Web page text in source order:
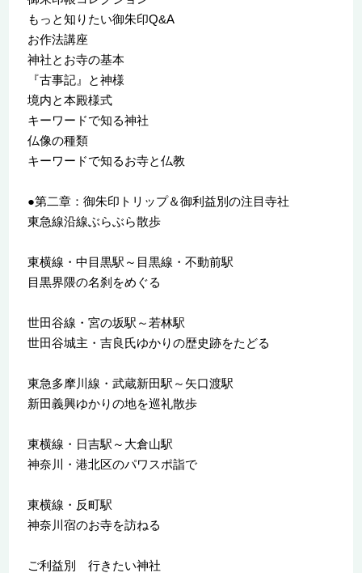
もっと知りたい御朱印Q&A
お作法講座
神社とお寺の基本
『古事記』と神様
境内と本殿様式
キーワードで知る神社
仏像の種類
キーワードで知るお寺と仏教
●第二章：御朱印トリップ＆御利益別の注目寺社
東急線沿線ぶらぶら散歩
東横線・中目黒駅～目黒線・不動前駅
目黒界隈の名刹をめぐる
世田谷線・宮の坂駅～若林駅
世田谷城主・吉良氏ゆかりの歴史跡をたどる
東急多摩川線・武蔵新田駅～矢口渡駅
新田義興ゆかりの地を巡礼散歩
東横線・日吉駅～大倉山駅
神奈川・港北区のパワスポ詣で
東横線・反町駅
神奈川宿のお寺を訪ねる
ご利益別 行きたい神社